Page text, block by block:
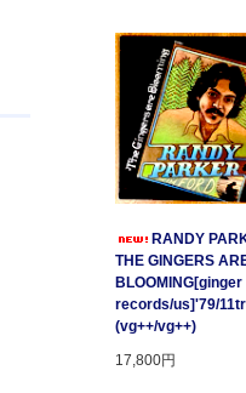
RANDY
THE GINGERS
BLOOMING[ginger
records/us]'79/
(vg++/vg++)
17,800円